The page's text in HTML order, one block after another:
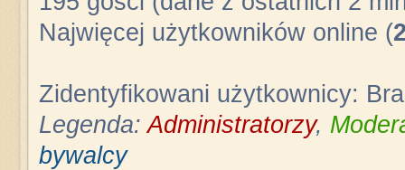
Najwięcej użytkowników online (
Zidentyfikowani użytkownicy:
Legenda:Administratorzy,
bywalcy